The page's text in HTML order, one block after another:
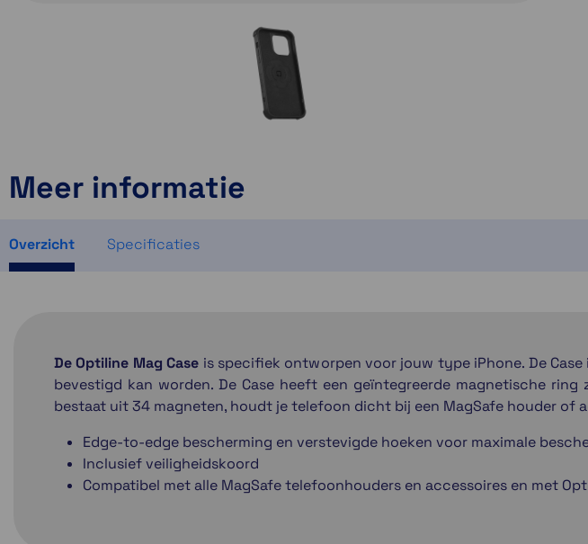
Meer informatie
Overzicht Specificaties
De Optiline Mag Case is specifiek ontworpen voor jouw type iPhone. De
bevestigd kan worden. De Case heeft een geïntegreerde magnetische
bestaat uit 34 magneten, houdt je telefoon dicht bij een MagSafe houder of
Edge-to-edge bescherming en verstevigde hoeken voor maximale
Inclusief veiligheidskoord
Compatibel met alle MagSafe telefoonhouders en accessoires en met